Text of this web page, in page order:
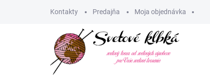
Kontakty Predajňa Moja objednávka